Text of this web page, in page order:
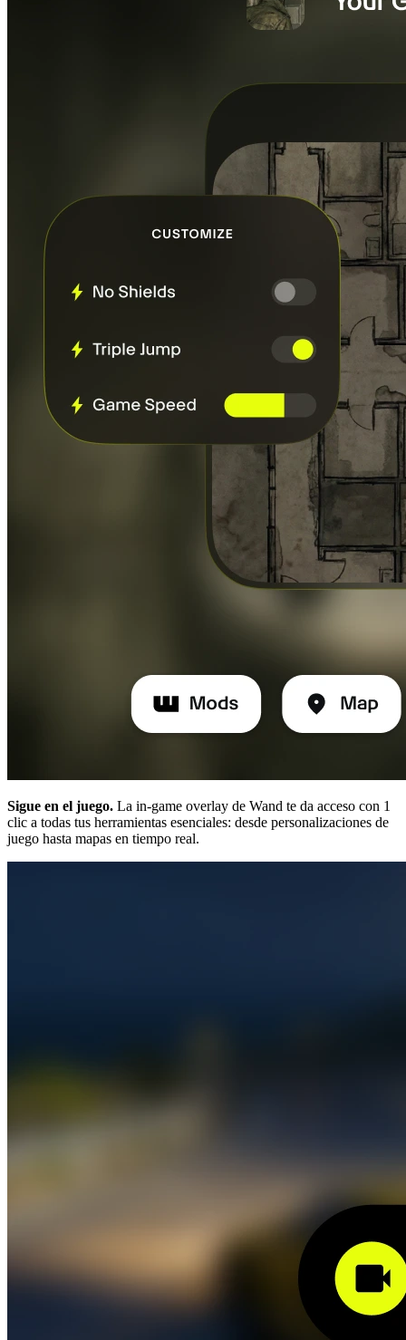
Sigue en el juego. La in-game overlay de Wand te da acceso con 1
clic a todas tus herramientas esenciales: desde personalizaciones de
juego hasta mapas en tiempo real.